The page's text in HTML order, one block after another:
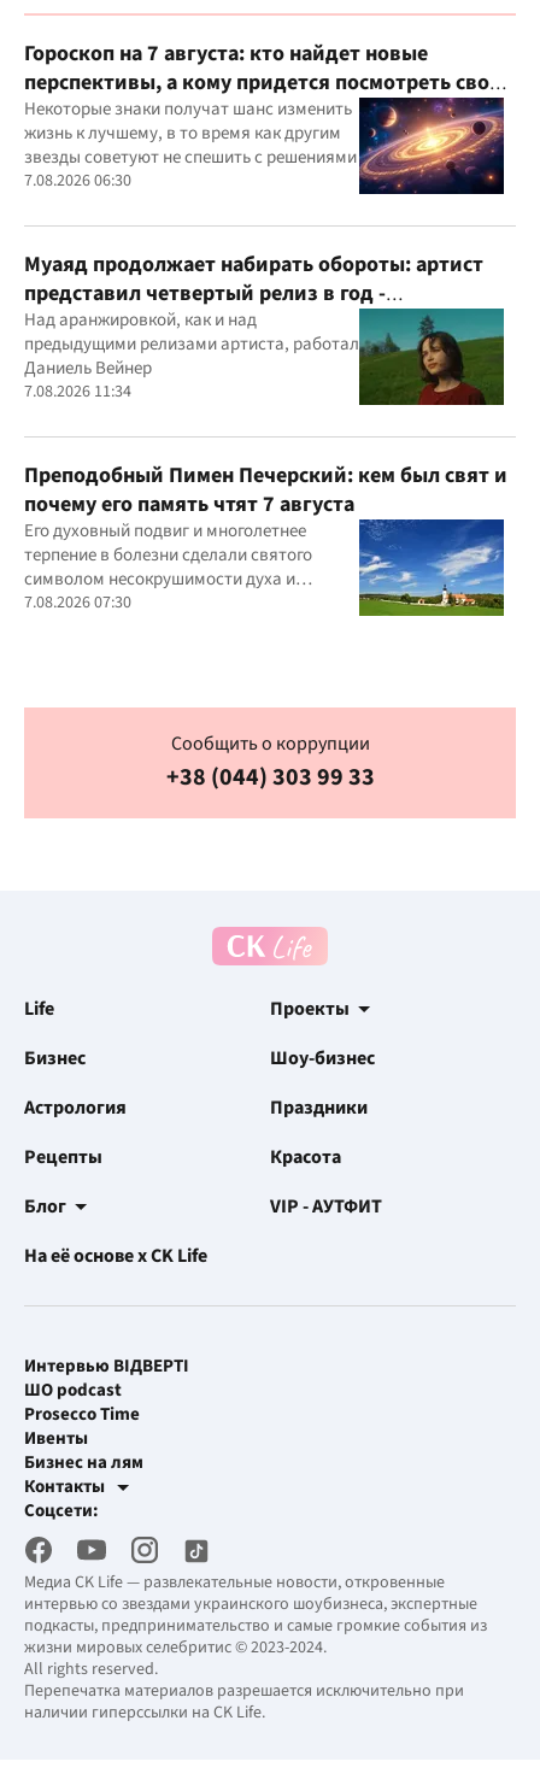
Гороскоп на 7 августа: кто найдет новые
перспективы, а кому придется посмотреть свои
приоритеты
Некоторые знаки получат шанс изменить
жизнь к лучшему, в то время как другим
звезды советуют не спешить с решениями
7.08.2026 06:30
Муаяд продолжает набирать обороты: артист
представил четвертый релиз в год -
кинематографическую балладу "Ты одна"
Над аранжировкой, как и над
предыдущими релизами артиста, работал
Даниель Вейнер
7.08.2026 11:34
Преподобный Пимен Печерский: кем был свят и
почему его память чтят 7 августа
Его духовный подвиг и многолетнее
терпение в болезни сделали святого
символом несокрушимости духа и
доверия к Богу.
7.08.2026 07:30
Сообщить о коррупции
+38 (044) 303 99 33
Life
Проекты
Бизнес
Шоу-бизнес
Астрология
Праздники
Рецепты
Красота
Блог
VIP - АУТФИТ
На её основе x CK Life
Медиа CK Life — развлекательные новости, откровенные
интервью со звездами украинского шоубизнеса, экспертные
подкасты, предпринимательство и самые громкие события из
жизни мировых селебритис © 2023-2024.
All rights reserved.
Перепечатка материалов разрешается исключительно при
наличии гиперссылки на CK Life.
Интервью ВІДВЕРТІ
ШО podcast
Prosecco Time
Ивенты
Бизнес на лям
Контакты
Рекламные интеграции
Рабочая почта
Соцсети: